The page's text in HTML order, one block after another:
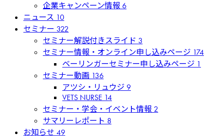
企業キャンペーン情報 6
ニュース 10
セミナー 322
セミナー解説付きスライド 3
セミナー情報・オンライン申し込みページ 174
ベーリンガーセミナー申し込みページ 1
セミナー動画 136
アツシ・リュウジ 9
VETS NURSE 14
セミナー・学会・イベント情報 2
サマリーレポート 8
お知らせ 49